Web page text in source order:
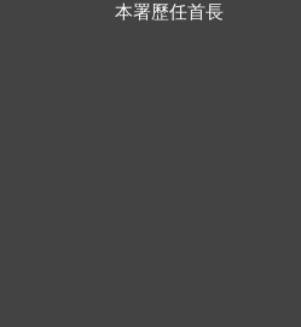
本署歷任首長